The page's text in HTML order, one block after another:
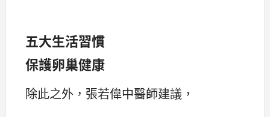
五大生活習慣
保護卵巢健康
除此之外，張若偉中醫師建議，